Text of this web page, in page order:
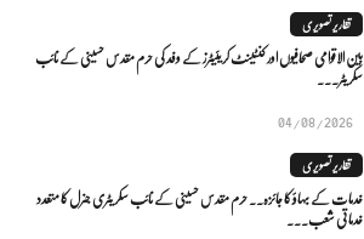
تقاریر تصویری
بین الاقوامی صحافیوں اور کنٹینٹ کریئیٹرز کے وفد کی حرم مقدس حسینی کے نائب
سکریٹر...
04/08/2026
تقاریر تصویری
خدمات کے بہاؤ کا جائزہ.. حرم مقدس حسینی کے نائب سکریٹری جنرل کا متعدد
خدماتی شعب...